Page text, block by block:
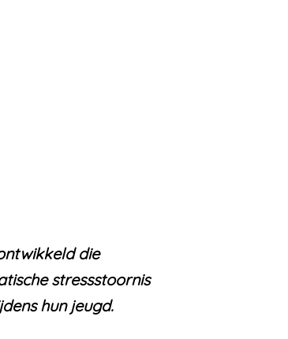
die
stressstoornis
hun jeugd.